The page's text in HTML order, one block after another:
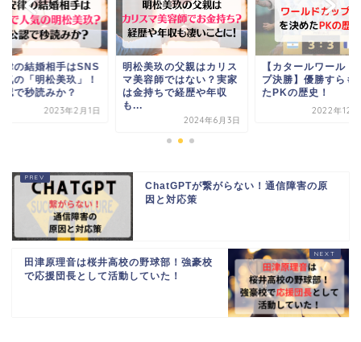
律の結婚相手はSNS
気の「明松美玖」！
認で秒読みか？
2023年2月1日
明松美玖の父親はカリス
マ美容師ではない？実家
は金持ちで経歴や年収
も...
2024年6月3日
【カタールワールド
プ決勝】優勝すらも
たPKの歴史！
2022年12
ChatGPTが繋がらない！通信障害の原
因と対応策
田津原理音は桜井高校の野球部！強豪校
で応援団長として活動していた！